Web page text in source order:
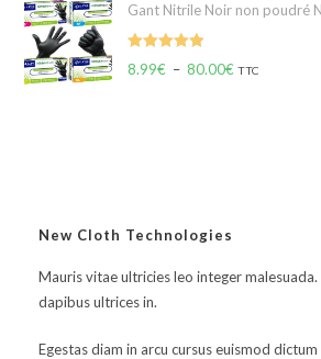
Gant Nitrile Noir non poudré
Note5.00
8.99€ – 80.00€ TTC
New Cloth Technologies
Mauris vitae ultricies leo integer
dapibus ultrices in.
Egestas diam in arcu cursus euismod